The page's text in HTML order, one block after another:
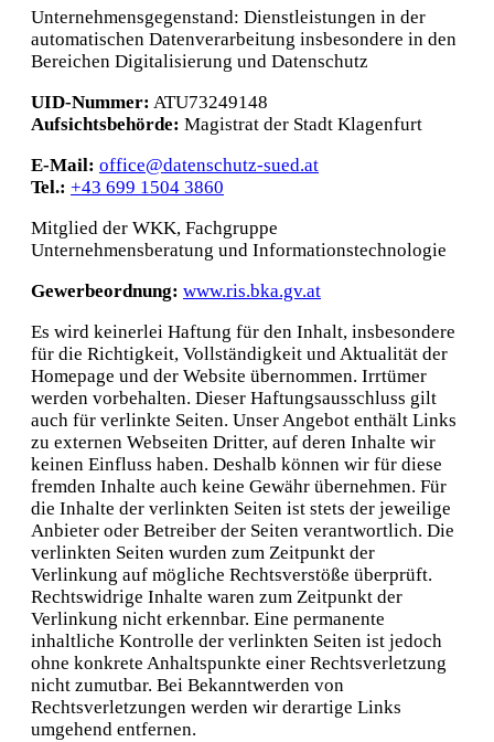
Unternehmensgegenstand: Dienstleistungen in der
automatischen Datenverarbeitung insbesondere in den
Bereichen Digitalisierung und Datenschutz
UID-Nummer: ATU73249148
Aufsichtsbehörde: Magistrat der Stadt Klagenfurt
E-Mail: office@datenschutz-sued.at
Tel.: +43 699 1504 3860
Mitglied der WKK, Fachgruppe
Unternehmensberatung und Informationstechnologie
Gewerbeordnung: www.ris.bka.gv.at
Es wird keinerlei Haftung für den Inhalt, insbesondere
für die Richtigkeit, Vollständigkeit und Aktualität der
Homepage und der Website übernommen. Irrtümer
werden vorbehalten. Dieser Haftungsausschluss gilt
auch für verlinkte Seiten. Unser Angebot enthält Links
zu externen Webseiten Dritter, auf deren Inhalte wir
keinen Einfluss haben. Deshalb können wir für diese
fremden Inhalte auch keine Gewähr übernehmen. Für
die Inhalte der verlinkten Seiten ist stets der jeweilige
Anbieter oder Betreiber der Seiten verantwortlich. Die
verlinkten Seiten wurden zum Zeitpunkt der
Verlinkung auf mögliche Rechtsverstöße überprüft.
Rechtswidrige Inhalte waren zum Zeitpunkt der
Verlinkung nicht erkennbar. Eine permanente
inhaltliche Kontrolle der verlinkten Seiten ist jedoch
ohne konkrete Anhaltspunkte einer Rechtsverletzung
nicht zumutbar. Bei Bekanntwerden von
Rechtsverletzungen werden wir derartige Links
umgehend entfernen.